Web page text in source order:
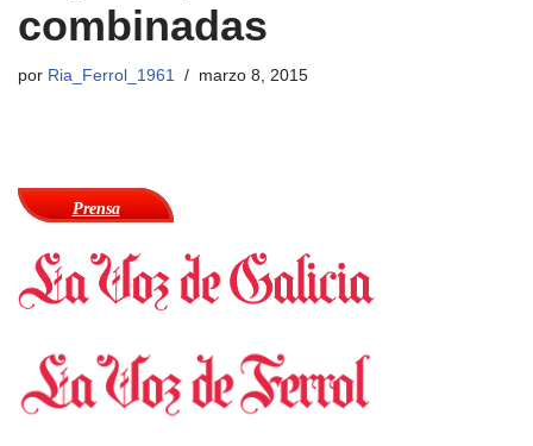
combinadas
por Ria_Ferrol_1961 marzo 8, 2015
Prensa